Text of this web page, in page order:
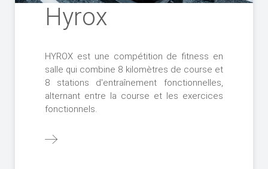
Hyrox
HYROX est une compétition de fitness en
salle qui combine 8 kilomètres de course et
8 stations d'entraînement fonctionnelles,
alternant entre la course et les exercices
fonctionnels.